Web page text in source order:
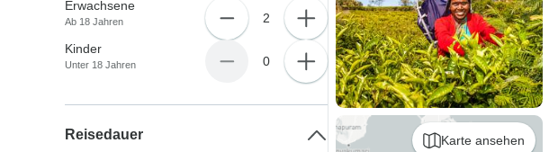
Karte ansehen
Erwachsene
Ab 18 Jahren 2
Kinder
Unter 18 Jahren 0
Reisedauer